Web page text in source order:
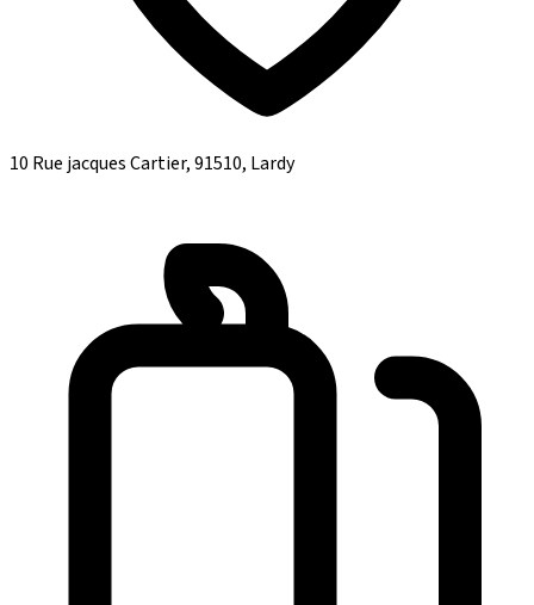
10 Rue jacques Cartier, 91510, Lardy